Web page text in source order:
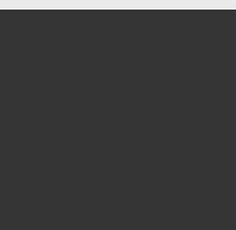
Reviewへの
国サービス地域のユ
を利用開始するこ
より深いインサイ
。既存のPostmort
Incident Review内
換される。Post Inci